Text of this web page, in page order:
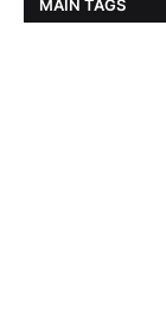
MAIN TAGS